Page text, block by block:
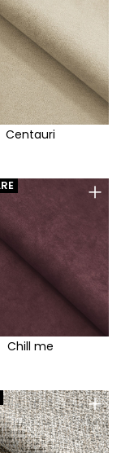
Centauri
+
Chill me
+